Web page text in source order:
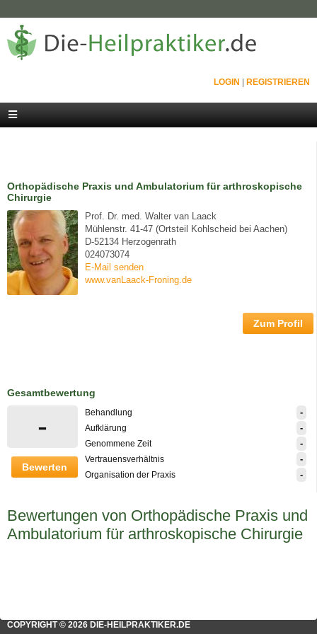
LOGIN REGISTRIEREN
Orthopädische Praxis und Ambulatorium für arthroskopische
Chirurgie
Prof. Dr. med. Walter van Laack
Mühlenstr. 41-47 (Ortsteil Kohlscheid bei Aachen)
D-52134 Herzogenrath
024073074
E-Mail senden
www.vanLaack-Froning.de
Zum Profil
Gesamtbewertung
-
Bewerten
Behandlung -
Aufklärung -
Genommene Zeit -
Vertrauensverhältnis -
Organisation der Praxis -
Bewertungen von Orthopädische Praxis und
Ambulatorium für arthroskopische Chirurgie
COPYRIGHT © 2026 DIE-HEILPRAKTIKER.DE